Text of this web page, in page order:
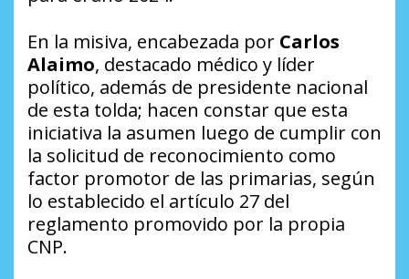
En la misiva, encabezada por Carlos
Alaimo, destacado médico y líder
político, además de presidente nacional
de esta tolda; hacen constar que esta
iniciativa la asumen luego de cumplir con
la solicitud de reconocimiento como
factor promotor de las primarias, según
lo establecido el artículo 27 del
reglamento promovido por la propia
CNP.